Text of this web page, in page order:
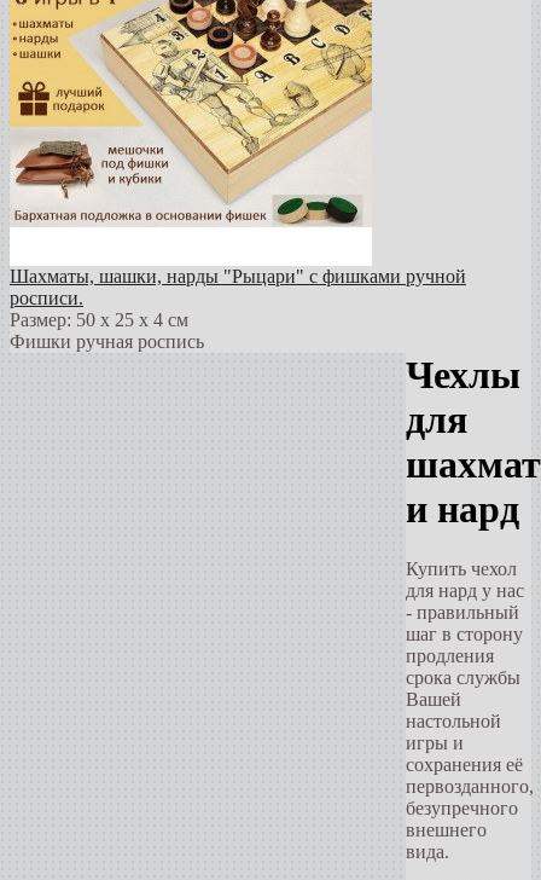
Шахматы, шашки, нарды "Рыцари" с фишками ручной
росписи.
Размер: 50 х 25 х 4 см
Фишки ручная роспись
Чехлы
для
шахмат
и нард
Купить чехол
для нард у нас
- правильный
шаг в сторону
продления
срока службы
Вашей
настольной
игры и
сохранения её
первозданного,
безупречного
внешнего
вида.